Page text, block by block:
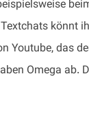
könnt
Youtube, das
Omega ab.